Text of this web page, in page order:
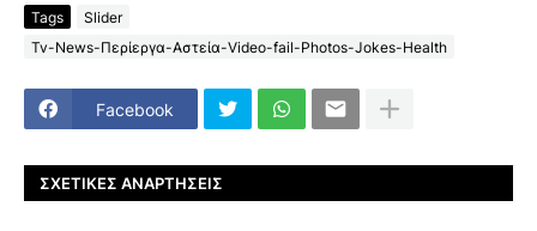
Tags
Slider
Tv-News-Περίεργα-Αστεία-Video-fail-Photos-Jokes-Health
Facebook
ΣΧΕΤΙΚΈΣ ΑΝΑΡΤΉΣΕΙΣ